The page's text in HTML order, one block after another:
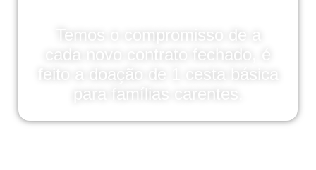
Temos o compromisso de a
cada novo contrato fechado, é
feito a doação de 1 cesta básica
para famílias carentes.